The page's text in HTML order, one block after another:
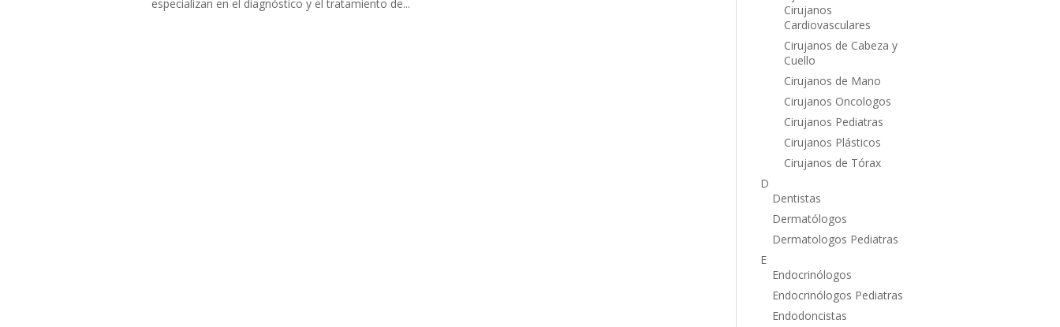
especializan en el diagnóstico y el tratamiento de...
Cirujanos
Cardiovasculares
Cirujanos de Cabeza y
Cuello
Cirujanos de Mano
Cirujanos Oncologos
Cirujanos Pediatras
Cirujanos Plásticos
Cirujanos de Tórax
D
Dentistas
Dermatólogos
Dermatologos Pediatras
E
Endocrinólogos
Endocrinólogos Pediatras
Endodoncistas